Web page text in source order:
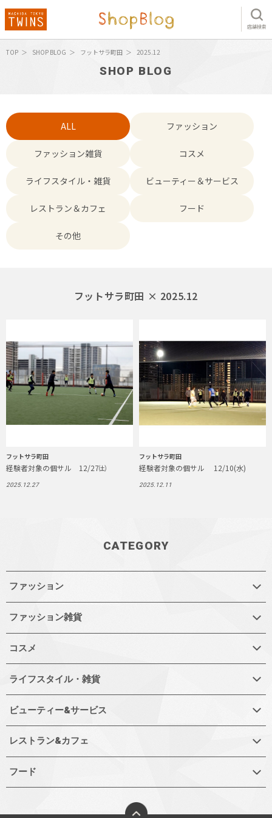
店舗検索
TOP SHOP BLOG フットサラ町田 2025.12
SHOP BLOG
ALL ファッション
ファッション雑貨 コスメ
ライフスタイル・雑貨 ビューティー＆サービス
レストラン＆カフェ フード
その他
フットサラ町田 × 2025.12
フットサラ町田
経験者対象の個サル 12/27㈯
2025.12.27
フットサラ町田
経験者対象の個サル 12/10(水)
2025.12.11
CATEGORY
ファッション
ファッション雑貨
コスメ
ライフスタイル・雑貨
ビューティー&サービス
レストラン&カフェ
フード